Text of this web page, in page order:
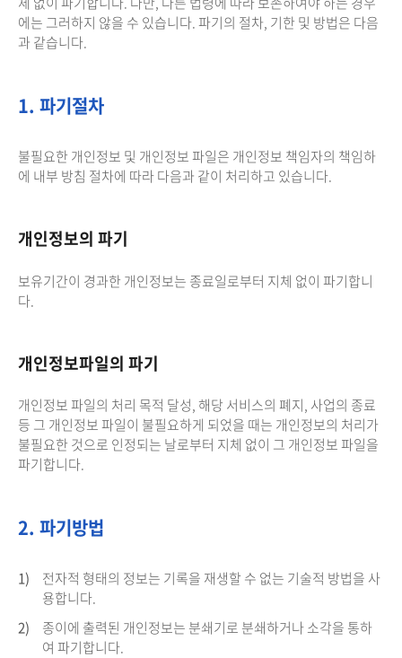
에는 그러하지 않을 수 있습니다. 파기의 절차, 기한 및 방법은 다음
과 같습니다.
1. 파기절차
불필요한 개인정보 및 개인정보 파일은 개인정보 책임자의 책임하
에 내부 방침 절차에 따라 다음과 같이 처리하고 있습니다.
개인정보의 파기
보유기간이 경과한 개인정보는 종료일로부터 지체 없이 파기합니
다.
개인정보파일의 파기
개인정보 파일의 처리 목적 달성, 해당 서비스의 폐지, 사업의 종료
등 그 개인정보 파일이 불필요하게 되었을 때는 개인정보의 처리가
불필요한 것으로 인정되는 날로부터 지체 없이 그 개인정보 파일을
파기합니다.
2. 파기방법
1)
전자적 형태의 정보는 기록을 재생할 수 없는 기술적 방법을 사
용합니다.
2)
종이에 출력된 개인정보는 분쇄기로 분쇄하거나 소각을 통하
여 파기합니다.